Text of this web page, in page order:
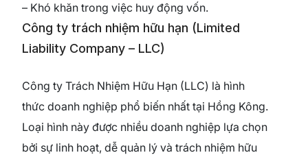
– Khó khăn trong việc huy động vốn.
Công ty trách nhiệm hữu hạn (Limited
Liability Company – LLC)
Công ty Trách Nhiệm Hữu Hạn (LLC) là hình
thức doanh nghiệp phổ biến nhất tại Hồng Kông.
Loại hình này được nhiều doanh nghiệp lựa chọn
bởi sự linh hoạt, dễ quản lý và trách nhiệm hữu